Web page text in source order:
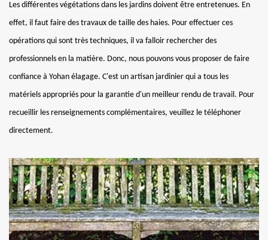
Les différentes végétations dans les jardins doivent être entretenues. En
effet, il faut faire des travaux de taille des haies. Pour effectuer ces
opérations qui sont très techniques, il va falloir rechercher des
professionnels en la matière. Donc, nous pouvons vous proposer de faire
confiance à Yohan élagage. C'est un artisan jardinier qui a tous les
matériels appropriés pour la garantie d'un meilleur rendu de travail. Pour
recueillir les renseignements complémentaires, veuillez le téléphoner
directement.